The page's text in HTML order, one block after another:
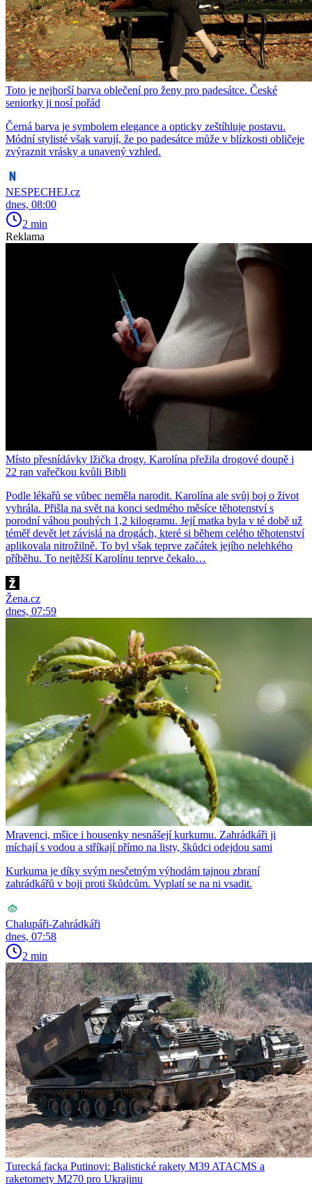
Toto je nejhorší barva oblečení pro ženy pro padesátce. České
seniorky ji nosí pořád
Černá barva je symbolem elegance a opticky zeštíhluje postavu.
Módní stylisté však varují, že po padesátce může v blízkosti obličeje
zvýraznit vrásky a unavený vzhled.
NESPECHEJ.cz
dnes, 08:00
2 min
Reklama
Místo přesnídávky lžička drogy. Karolína přežila drogové doupě i
22 ran vařečkou kvůli Bibli
Podle lékařů se vůbec neměla narodit. Karolína ale svůj boj o život
vyhrála. Přišla na svět na konci sedmého měsíce těhotenství s
porodní váhou pouhých 1,2 kilogramu. Její matka byla v té době už
téměř devět let závislá na drogách, které si během celého těhotenství
aplikovala nitrožilně. To byl však teprve začátek jejího nelehkého
příběhu. To nejtěžší Karolínu teprve čekalo…
Žena.cz
dnes, 07:59
Mravenci, mšice i housenky nesnášejí kurkumu. Zahrádkáři ji
míchají s vodou a stříkají přímo na listy, škůdci odejdou sami
Kurkuma je díky svým nesčetným výhodám tajnou zbraní
zahrádkářů v boji proti škůdcům. Vyplatí se na ni vsadit.
Chalupáři-Zahrádkáři
dnes, 07:58
2 min
Turecká facka Putinovi: Balistické rakety M39 ATACMS a
raketomety M270 pro Ukrajinu